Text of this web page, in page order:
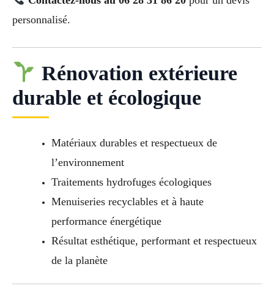
personnalisé.
Rénovation extérieure
durable et écologique
Matériaux durables et respectueux de
l’environnement
Traitements hydrofuges écologiques
Menuiseries recyclables et à haute
performance énergétique
Résultat esthétique, performant et respectueux
de la planète